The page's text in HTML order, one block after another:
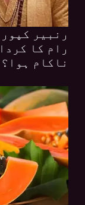
رنبیر
رام کا
ناکام ہوا؟